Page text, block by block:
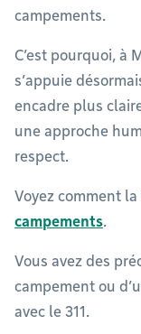
campements.
C’est pourquoi, à
s’appuie
encadre plus
une approche
respect.
Voyez comment
campements.
Vous avez des
campement ou
avec le 311.